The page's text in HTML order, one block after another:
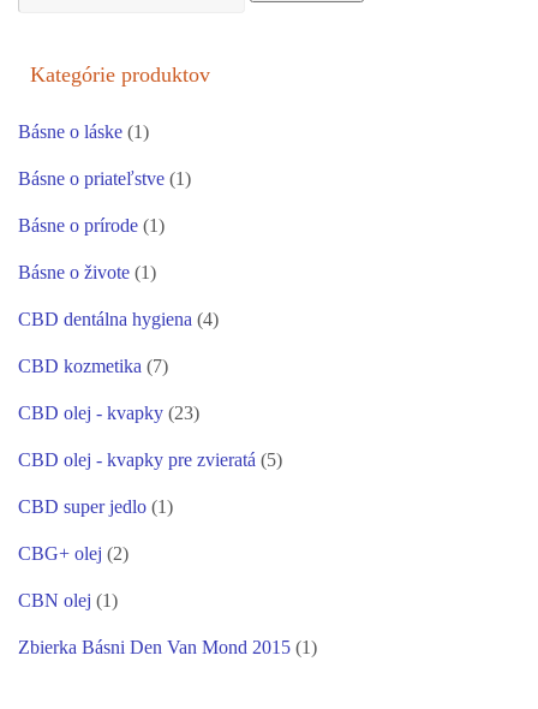
Kategórie produktov
Básne o láske (1)
Básne o priateľstve (1)
Básne o prírode (1)
Básne o živote (1)
CBD dentálna hygiena (4)
CBD kozmetika (7)
CBD olej - kvapky (23)
CBD olej - kvapky pre zvieratá (5)
CBD super jedlo (1)
CBG+ olej (2)
CBN olej (1)
Zbierka Básni Den Van Mond 2015 (1)